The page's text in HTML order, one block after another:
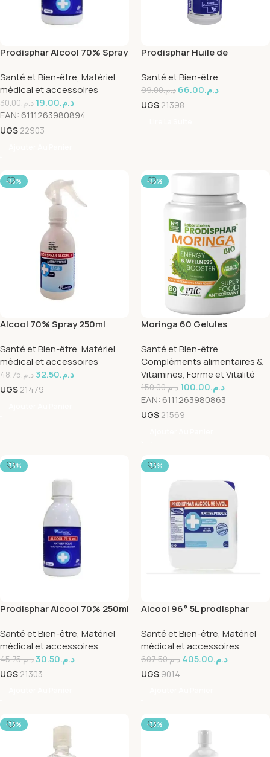
Prodisphar Alcool 70% Spray
Santé et Bien-être, Matériel
médical et accessoires
د.م.30.00 د.م.19.00
EAN: 6111263980894
UGS 22903
Prodisphar Huile de
Santé et Bien-être
د.م.99.00 د.م.66.00
UGS 21398
-33%
Alcool 70% Spray 250ml
Santé et Bien-être, Matériel
médical et accessoires
د.م.48.75 د.م.32.50
UGS 21479
-33%
Moringa 60 Gelules
Santé et Bien-être,
Compléments alimentaires &
Vitamines, Forme et Vitalité
د.م.150.00 د.م.100.00
EAN: 6111263980863
UGS 21569
-33%
Prodisphar Alcool 70% 250ml
Santé et Bien-être, Matériel
médical et accessoires
د.م.45.75 د.م.30.50
UGS 21303
-33%
Alcool 96° 5L prodisphar
Santé et Bien-être, Matériel
médical et accessoires
د.م.607.50 د.م.405.00
UGS 9014
-33% -33%